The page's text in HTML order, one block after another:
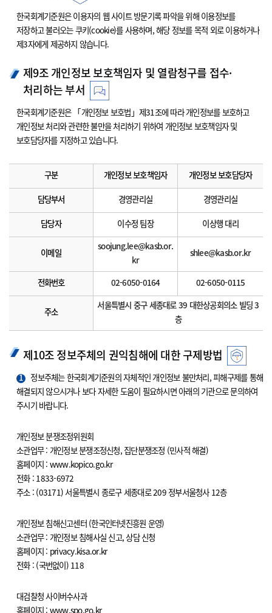
한국회계기준원은 이용자의 웹 사이트 방문기록 파악을 위해 이용정보를
저장하고 불러오는 쿠키(cookie)를 사용하며, 해당 정보를 목적 외로 이용하거나
제3자에게 제공하지 않습니다.
제9조 개인정보 보호책임자 및 열람청구를 접수·
처리하는 부서
한국회계기준원은 「개인정보 보호법」제31조에 따라 개인정보를 보호하고
개인정보 처리와 관련한 불만을 처리하기 위하여 개인정보 보호책임자 및
보호담당자를 지정하고 있습니다.
구분 개인정보 보호책임자 개인정보 보호담당자
담당부서 경영관리실 경영관리실
담당자 이수정 팀장 이상행 대리
이메일
soojung.lee@kasb.or.
kr
shlee@kasb.or.kr
전화번호 02-6050-0164 02-6050-0115
주소
서울특별시 중구 세종대로 39 대한상공회의소 빌딩 3
층
제10조 정보주체의 권익침해에 대한 구제방법
1
정보주체는 한국회계기준원의 자체적인 개인정보 불만처리, 피해구제를 통해
해결되지 않으시거나 보다 자세한 도움이 필요하시면 아래의 기관으로 문의하여
주시기 바랍니다.
개인정보 분쟁조정위원회
소관업무 : 개인정보 분쟁조정신청, 집단분쟁조정 (민사적 해결)
홈페이지 : www.kopico.go.kr
전화 : 1833-6972
주소 : (03171) 서울특별시 종로구 세종대로 209 정부서울청사 12층
개인정보 침해신고센터 (한국인터넷진흥원 운영)
소관업무 : 개인정보 침해사실 신고, 상담 신청
홈페이지 : privacy.kisa.or.kr
전화 : (국번없이) 118
대검찰청 사이버수사과
홈페이지 : www.spo.go.kr